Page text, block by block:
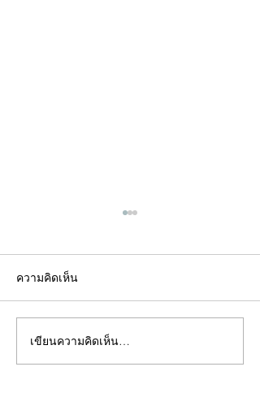
คอลัมน์"จับชีพจรวงการ
พระ"ประจำพุธที่ 29
ความคิดเห็น
เขียนความคิดเห็น…